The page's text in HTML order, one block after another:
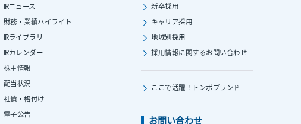
IRニュース
財務・業績ハイライト
IRライブラリ
IRカレンダー
株主情報
配当状況
社債・格付け
電子公告
新卒採用
キャリア採用
地域別採用
採用情報に関するお問い合わせ
ここで活躍！ トンボブランド
お問い合わせ